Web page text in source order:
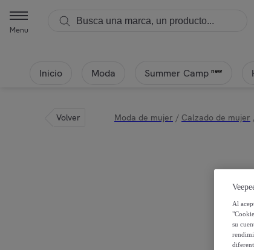
Menu
Inicio Moda Summer Camp new
Volver Moda de mujer / Calzado de mujer
Al
su